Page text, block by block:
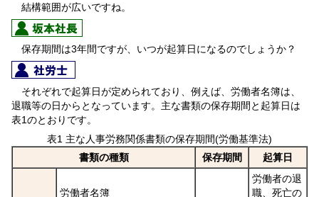
結構範囲が広いですね。
保存期間は3年間ですが、いつが起算日になるのでしょうか？
それぞれで起算日が定められており、例えば、労働者名簿は、
退職等の日からとなっています。主な書類の保存期間と起算日は
表1のとおりです。
表1 主な人事労務関係書類の保存期間(労働基準法)
書類の種類
保存期間 起算日
労働者名簿
労働者の退
職、死亡の